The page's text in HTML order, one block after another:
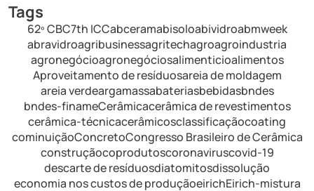
Tags
62º CBC7th ICCabceramabisoloabividroabmweek
abravidroagribusinessagritechagroagroindustria
agronegócioagronegóciosalimenticioalimentos
Aproveitamento de resíduosareia de moldagem
areia verdeargamassabateriasbebidasbndes
bndes-finameCerâmicacerâmica de revestimentos
cerâmica-técnicacerâmicosclassificaçãocoating
cominuiçãoConcretoCongresso Brasileiro de Cerâmica
construçãocoprodutoscoronaviruscovid-19
descarte de resíduosdiatomitosdissolução
economia nos custos de produçãoeirichEirich-mistura